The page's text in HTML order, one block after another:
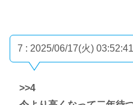
7 : 2025/06/17(火)
>>4